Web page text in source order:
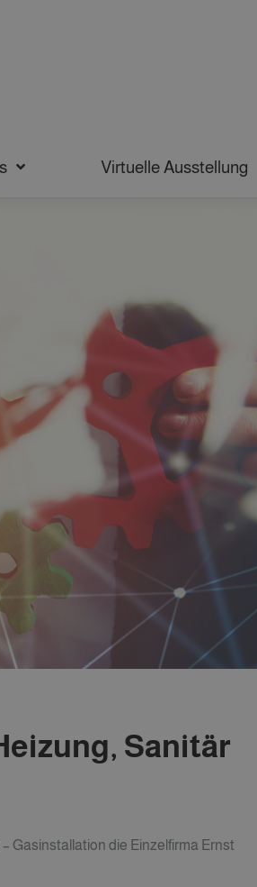
Virtuelle Ausstellung
Sanitär
Gasinstallation die Einzelfirma Ernst